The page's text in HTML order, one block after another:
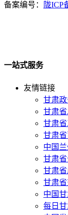
备案编号： 陇ICP
一站式服务
友情链接
甘肃
甘肃
甘肃
甘肃
中国
甘肃
甘肃
甘肃
中国甘
每日甘